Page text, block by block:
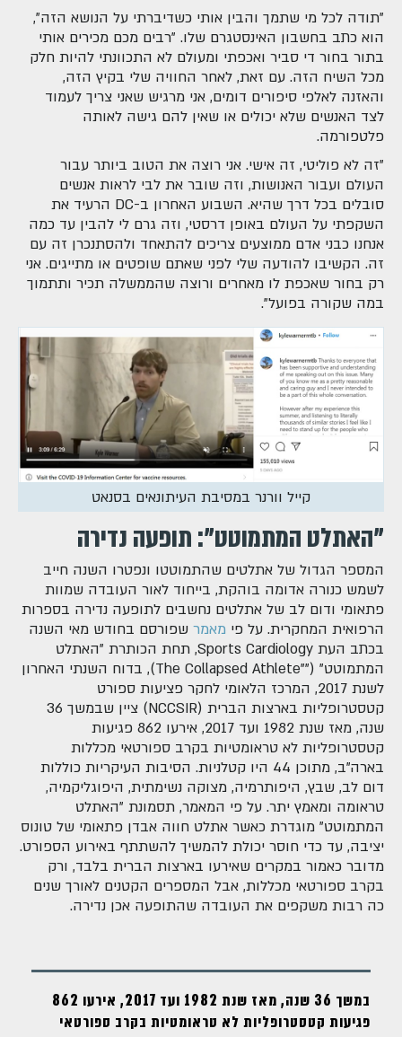
"תודה לכל מי שתמך והבין אותי כשדיברתי על הנושא הזה",
הוא כתב בחשבון האינסטגרם שלו. "רבים מכם מכירים אותי
בתור בחור די סביר ואכפתי ומעולם לא התכוונתי להיות חלק
מכל השיח הזה. עם זאת, לאחר החוויה שלי בקיץ הזה,
והאזנה לאלפי סיפורים דומים, אני מרגיש שאני צריך לעמוד
לצד האנשים שלא יכולים או שאין להם גישה לאותה
פלטפורמה.
"זה לא פוליטי, זה אישי. אני רוצה את הטוב ביותר עבור
העולם ועבור האנושות, וזה שובר את לבי לראות אנשים
סובלים בכל דרך שהיא. השבוע האחרון ב-DC הרעיד את
השקפתי על העולם באופן דרסטי, וזה גרם לי להבין עד כמה
אנחנו כבני אדם ממוצעים צריכים להתאחד ולהסתנכרן זה עם
זה. הקשיבו להודעה שלי לפני שאתם שופטים או מתייגים. אני
רק בחור שאכפת לו מאחרים ורוצה שהממשלה תכיר ותתמוך
במה שקורה בפועל".
קייל וורנר במסיבת העיתונאים בסנאט
"האתלט המתמוטט": תופעה נדירה
המספר הגדול של אתלטים שהתמוטטו ונפטרו השנה חייב
לשמש כנורה אדומה בוהקת, בייחוד לאור העובדה שמוות
פתאומי ודום לב של אתלטים נחשבים לתופעה נדירה בספרות
הרפואית המחקרית. על פי מאמר שפורסם בחודש מאי השנה
בכתב העת Sports Cardiology, תחת הכותרת "האתלט
המתמוטט" (""The Collapsed Athlete), בדוח השנתי האחרון
לשנת 2017, המרכז הלאומי לחקר פציעות ספורט
קטסטרופליות בארצות הברית (NCCSIR) ציין שבמשך 36
שנה, מאז שנת 1982 ועד 2017, אירעו 862 פגיעות
קטסטרופליות לא טראומטיות בקרב ספורטאי מכללות
בארה"ב, מתוכן 44 היו קטלניות. הסיבות העיקריות כוללות
דום לב, שבץ, היפותרמיה, מצוקה נשימתית, היפוגליקמיה,
טראומה ומאמץ יתר. על פי המאמר, תסמונת "האתלט
המתמוטט" מוגדרת כאשר אתלט חווה אבדן פתאומי של טונוס
יציבה, עד כדי חוסר יכולת להמשיך להשתתף באירוע הספורט.
מדובר כאמור במקרים שאירעו בארצות הברית בלבד, ורק
בקרב ספורטאי מכללות, אבל המספרים הקטנים לאורך שנים
כה רבות משקפים את העובדה שהתופעה אכן נדירה.
במשך 36 שנה, מאז שנת 1982 ועד 2017, אירעו 862
פגיעות קטסטרופליות לא טראומטיות בקרב ספורטאי